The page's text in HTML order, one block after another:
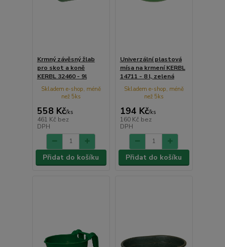
Krmný závěsný žlab
pro skot a koně
KERBL 32460 - 9l
558 Kč/ks
461 Kč bez
DPH
Skladem e-shop, méně
než 5ks
Přidat do košíku
Univerzální plastová
mísa na krmení KERBL
14711 - 8 l, zelená
194 Kč/ks
160 Kč bez
DPH
Skladem e-shop, méně
než 5ks
Přidat do košíku